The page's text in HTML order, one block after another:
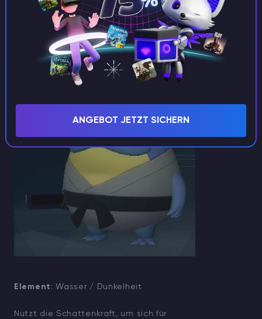
Arbeitseignung: Kühlung Lv.3
: Eisorgan, Drachenschuppe
Croajiro Noct
Element : Wasser / Dunkelheit
Nutzt die Schattenkraft, um sich für
ANGEBOT JETZT SICHERN